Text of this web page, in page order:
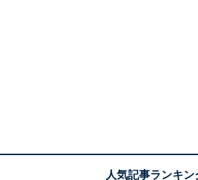
1位：ふじとあじさいの道／91票